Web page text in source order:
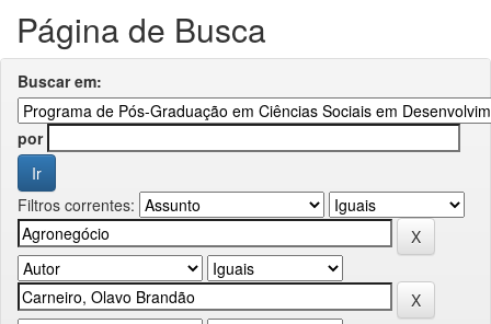
Página de Busca
Buscar em:
por
Filtros correntes: